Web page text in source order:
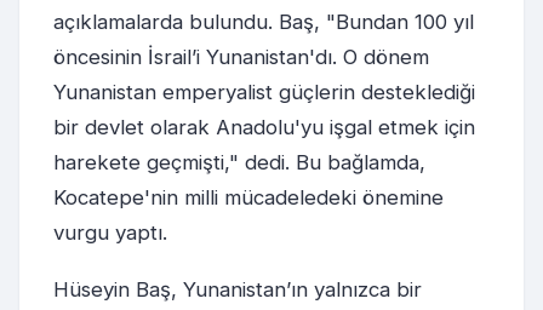
açıklamalarda bulundu. Baş, "Bundan 100 yıl
öncesinin İsrail’i Yunanistan'dı. O dönem
Yunanistan emperyalist güçlerin desteklediği
bir devlet olarak Anadolu'yu işgal etmek için
harekete geçmişti," dedi. Bu bağlamda,
Kocatepe'nin milli mücadeledeki önemine
vurgu yaptı.
Hüseyin Baş, Yunanistan’ın yalnızca bir